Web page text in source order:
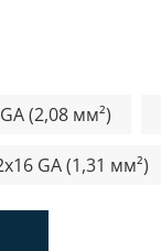
(2,08 мм²)
GA (1,31 мм²)